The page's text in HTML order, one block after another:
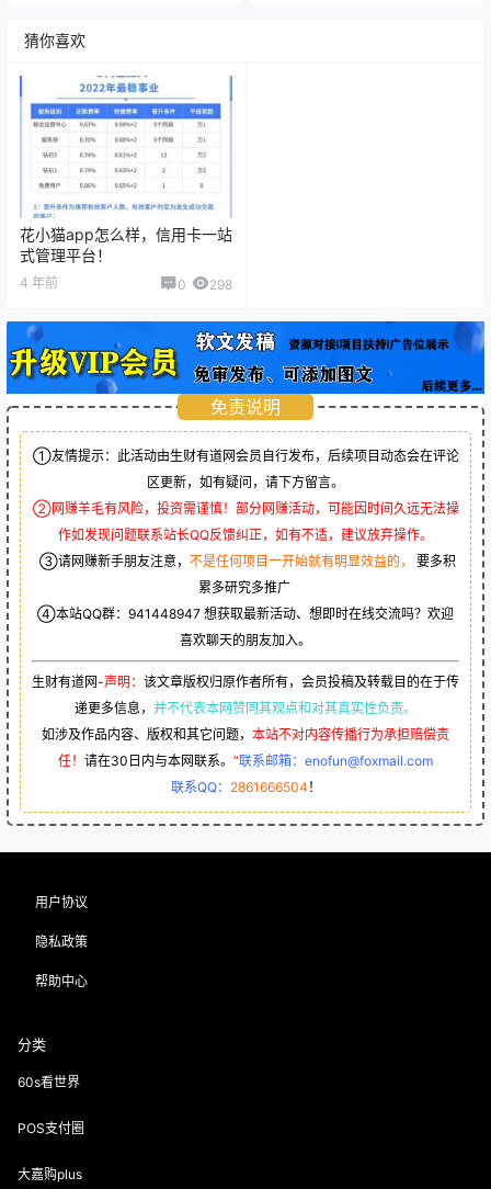
猜你喜欢
花小猫app怎么样，信用卡一站
式管理平台！
4 年前 0 298
免责说明
①友情提示：此活动由生财有道网会员自行发布，后续项目动态会在评论
区更新，如有疑问，请下方留言。
②网赚羊毛有风险，投资需谨慎！部分网赚活动，可能因时间久远无法操
作如发现问题联系站长QQ反馈纠正，如有不适，建议放弃操作。
③请网赚新手朋友注意， 不是任何项目一开始就有明显效益的，
要多积
累多研究多推广
④本站QQ群： 941448947 想获取最新活动、想即时在线交流吗？欢迎
喜欢聊天的朋友加入。
生财有道网-声明： 该文章版权归原作者所有，会员投稿及转载目的在于传
递更多信息， 并不代表本网赞同其观点和对其真实性负责。
如涉及作品内容、版权和其它问题， 本站不对内容传播行为承担赔偿责
任！ 请在30日内与本网联系。 “联系邮箱：enofun@foxmail.com
联系QQ： 2861666504 ！
用户协议
隐私政策
帮助中心
分类
60s看世界
POS支付圈
大嘉购plus